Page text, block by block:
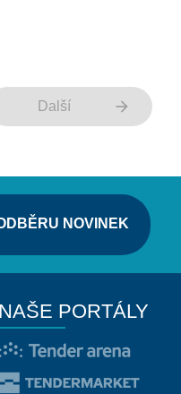
Další arrow_forward
NOVINEK
NAŠE PORTÁLY